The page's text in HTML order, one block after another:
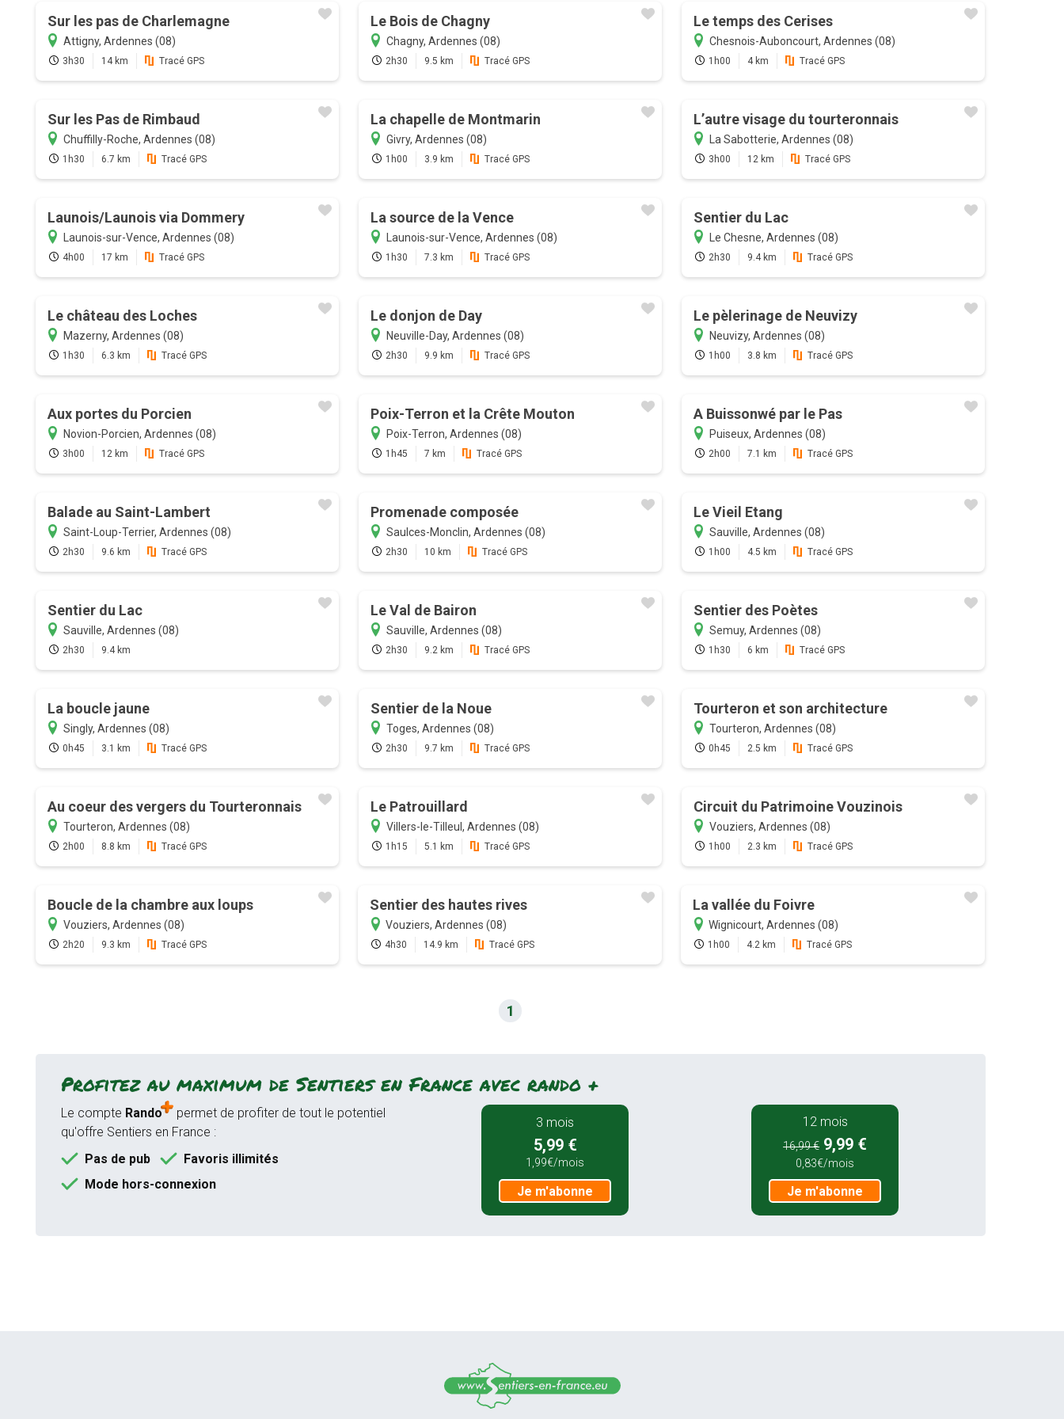
Sur les pas de Charlemagne
Attigny, Ardennes (08)
3h30 14 km Tracé GPS
Le Bois de Chagny
Chagny, Ardennes (08)
2h30 9.5 km Tracé GPS
Le temps des Cerises
Chesnois-Auboncourt, Ardennes (08)
1h00 4 km Tracé GPS
Sur les Pas de Rimbaud
Chuffilly-Roche, Ardennes (08)
1h30 6.7 km Tracé GPS
La chapelle de Montmarin
Givry, Ardennes (08)
1h00 3.9 km Tracé GPS
L’autre visage du tourteronnais
La Sabotterie, Ardennes (08)
3h00 12 km Tracé GPS
Launois/Launois via Dommery
Launois-sur-Vence, Ardennes (08)
4h00 17 km Tracé GPS
La source de la Vence
Launois-sur-Vence, Ardennes (08)
1h30 7.3 km Tracé GPS
Sentier du Lac
Le Chesne, Ardennes (08)
2h30 9.4 km Tracé GPS
Le château des Loches
Mazerny, Ardennes (08)
1h30 6.3 km Tracé GPS
Le donjon de Day
Neuville-Day, Ardennes (08)
2h30 9.9 km Tracé GPS
Le pèlerinage de Neuvizy
Neuvizy, Ardennes (08)
1h00 3.8 km Tracé GPS
Aux portes du Porcien
Novion-Porcien, Ardennes (08)
3h00 12 km Tracé GPS
Poix-Terron et la Crête Mouton
Poix-Terron, Ardennes (08)
1h45 7 km Tracé GPS
A Buissonwé par le Pas
Puiseux, Ardennes (08)
2h00 7.1 km Tracé GPS
Balade au Saint-Lambert
Saint-Loup-Terrier, Ardennes (08)
2h30 9.6 km Tracé GPS
Promenade composée
Saulces-Monclin, Ardennes (08)
2h30 10 km Tracé GPS
Le Vieil Etang
Sauville, Ardennes (08)
1h00 4.5 km Tracé GPS
Sentier du Lac
Sauville, Ardennes (08)
2h30 9.4 km
Le Val de Bairon
Sauville, Ardennes (08)
2h30 9.2 km Tracé GPS
Sentier des Poètes
Semuy, Ardennes (08)
1h30 6 km Tracé GPS
La boucle jaune
Singly, Ardennes (08)
0h45 3.1 km Tracé GPS
Sentier de la Noue
Toges, Ardennes (08)
2h30 9.7 km Tracé GPS
Tourteron et son architecture
Tourteron, Ardennes (08)
0h45 2.5 km Tracé GPS
Au coeur des vergers du Tourteronnais
Tourteron, Ardennes (08)
2h00 8.8 km Tracé GPS
Le Patrouillard
Villers-le-Tilleul, Ardennes (08)
1h15 5.1 km Tracé GPS
Circuit du Patrimoine Vouzinois
Vouziers, Ardennes (08)
1h00 2.3 km Tracé GPS
Boucle de la chambre aux loups
Vouziers, Ardennes (08)
2h20 9.3 km Tracé GPS
Sentier des hautes rives
Vouziers, Ardennes (08)
4h30 14.9 km Tracé GPS
La vallée du Foivre
Wignicourt, Ardennes (08)
1h00 4.2 km Tracé GPS
1
Profitez au maximum de Sentiers en France avec rando +
Le compte Rando
permet de profiter de tout le potentiel
qu'offre Sentiers en France :
Pas de pub
Favoris illimités
Mode hors-connexion
3 mois
5,99 €
1,99€/mois
Je m'abonne
12 mois
16,99 € 9,99 €
0,83€/mois
Je m'abonne